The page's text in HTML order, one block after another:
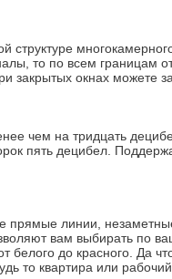
то по всем границам
закрытых окнах можете
чем на тридцать
пять децибел.
прямые линии,
вам выбирать по
до красного. Да
то квартира или